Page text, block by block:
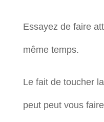
Essayez de faire
même temps.
Le fait de toucher
peut peut vous